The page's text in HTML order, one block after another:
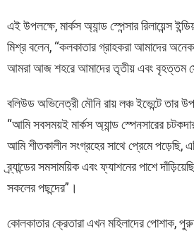
এই উপলক্ষে, মার্কস অ্যান্ড স্পেন্সার রিলায়েন্স
মিশ্র বলেন, “কলকাতার গ্রাহকরা আমাদের অনেক
আমরা আজ শহরে আমাদের তৃতীয় এবং বৃহত্তম
বলিউড অভিনেত্রী মৌনি রায় লঞ্চ ইভেন্টে তার
“আমি সবসময়ই মার্কস অ্যান্ড স্পেনসারের
আমি শীতকালীন সংগ্রহের সাথে প্রেমে পড়েছি,
ব্র্যান্ডের সমসাময়িক এবং ফ্যাশনের পাশে
সকলের পছন্দের”।
কোলকাতার ক্রেতারা এখন মহিলাদের পোশাক,